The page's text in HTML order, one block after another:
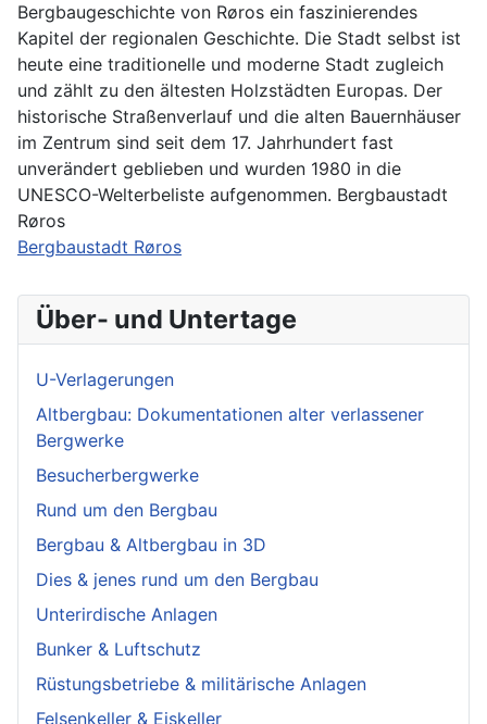
Bergbaugeschichte von Røros ein faszinierendes
Kapitel der regionalen Geschichte. Die Stadt selbst ist
heute eine traditionelle und moderne Stadt zugleich
und zählt zu den ältesten Holzstädten Europas. Der
historische Straßenverlauf und die alten Bauernhäuser
im Zentrum sind seit dem 17. Jahrhundert fast
unverändert geblieben und wurden 1980 in die
UNESCO-Welterbeliste aufgenommen. Bergbaustadt
Røros
Bergbaustadt Røros
Über- und Untertage
U-Verlagerungen
Altbergbau: Dokumentationen alter verlassener
Bergwerke
Besucherbergwerke
Rund um den Bergbau
Bergbau & Altbergbau in 3D
Dies & jenes rund um den Bergbau
Unterirdische Anlagen
Bunker & Luftschutz
Rüstungsbetriebe & militärische Anlagen
Felsenkeller & Eiskeller